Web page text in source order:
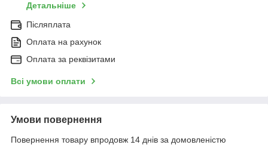
Детальніше
Післяплата
Оплата на рахунок
Оплата за реквізитами
Всі умови оплати
Умови повернення
Повернення товару впродовж 14 днів за домовленістю